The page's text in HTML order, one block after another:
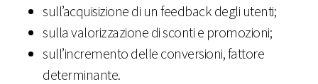
sull’acquisizione di un feedback degli utenti;
sulla valorizzazione di sconti e promozioni;
sull’incremento delle conversioni, fattore
determinante.